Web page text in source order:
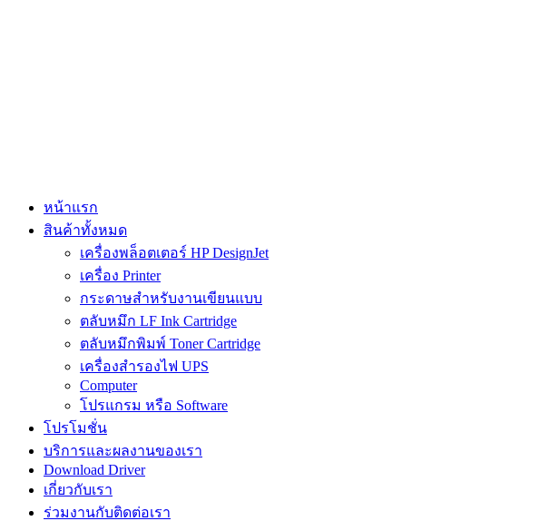
หน้าแรก
สินค้าทั้งหมด
เครื่องพล็อตเตอร์ HP DesignJet
เครื่อง Printer
กระดาษสำหรับงานเขียนแบบ
ตลับหมึก LF Ink Cartridge
ตลับหมึกพิมพ์ Toner Cartridge
เครื่องสำรองไฟ UPS
Computer
โปรแกรม หรือ Software
โปรโมชั่น
บริการและผลงานของเรา
Download Driver
เกี่ยวกับเรา
ร่วมงานกับติดต่อเรา